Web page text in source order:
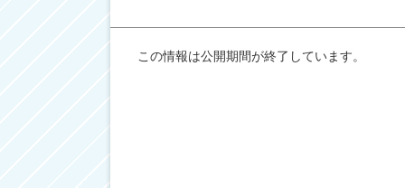
この情報は公開期間が終了しています。